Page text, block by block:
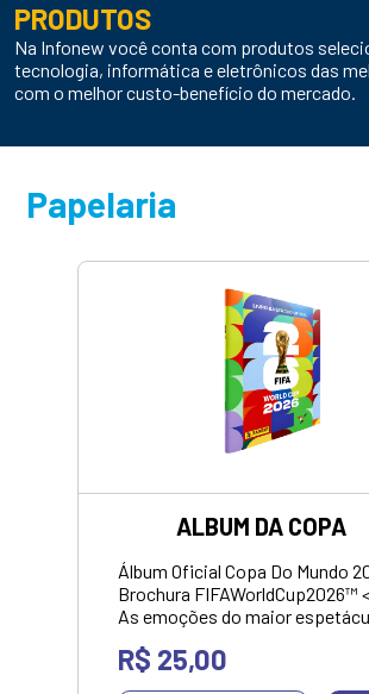
PRODUTOS
Na Infonew você conta com produtos
tecnologia, informática e eletrônicos das
com o melhor custo-benefício do mercado.
Papelaria
ALBUM DA COPA
Álbum Oficial Copa Do Mundo
Brochura FIFAWorldCup2026™
As emoções do maior
maior álbum de figurinhas de
R$ 25,00